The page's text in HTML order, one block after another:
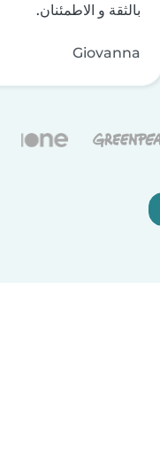
بالثقة و الاطمئنان.
Giovanna